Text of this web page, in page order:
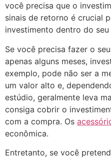
você precisa que o
sinais de retorno é crucial
investimento dentro do
Se você precisa fazer o
apenas alguns meses,
exemplo, pode não ser a
um valor alto e,
estúdio, geralmente leva
consiga cobrir o
com a compra. Os
econômica.
Entretanto, se você